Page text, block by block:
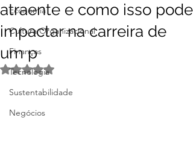
Economia
Cultura Organizacional
Finanças
Tecnologia
Sustentabilidade
Negócios
atraente e como isso pode
impactar na carreira de
um p
Avaliado com NaN de 5 estrelas.